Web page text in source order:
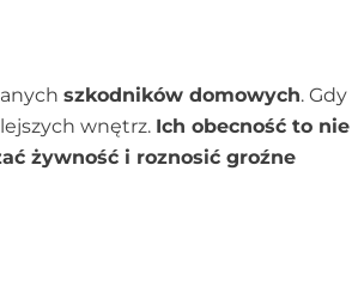
szkodników domowych. Gdy
wnętrz. Ich obecność to nie
żywność i roznosić groźne